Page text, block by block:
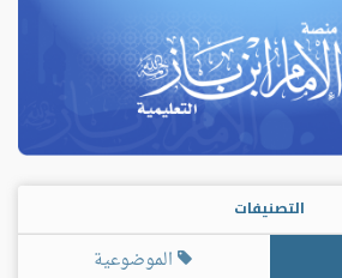
التصنيفات
الموضوعية